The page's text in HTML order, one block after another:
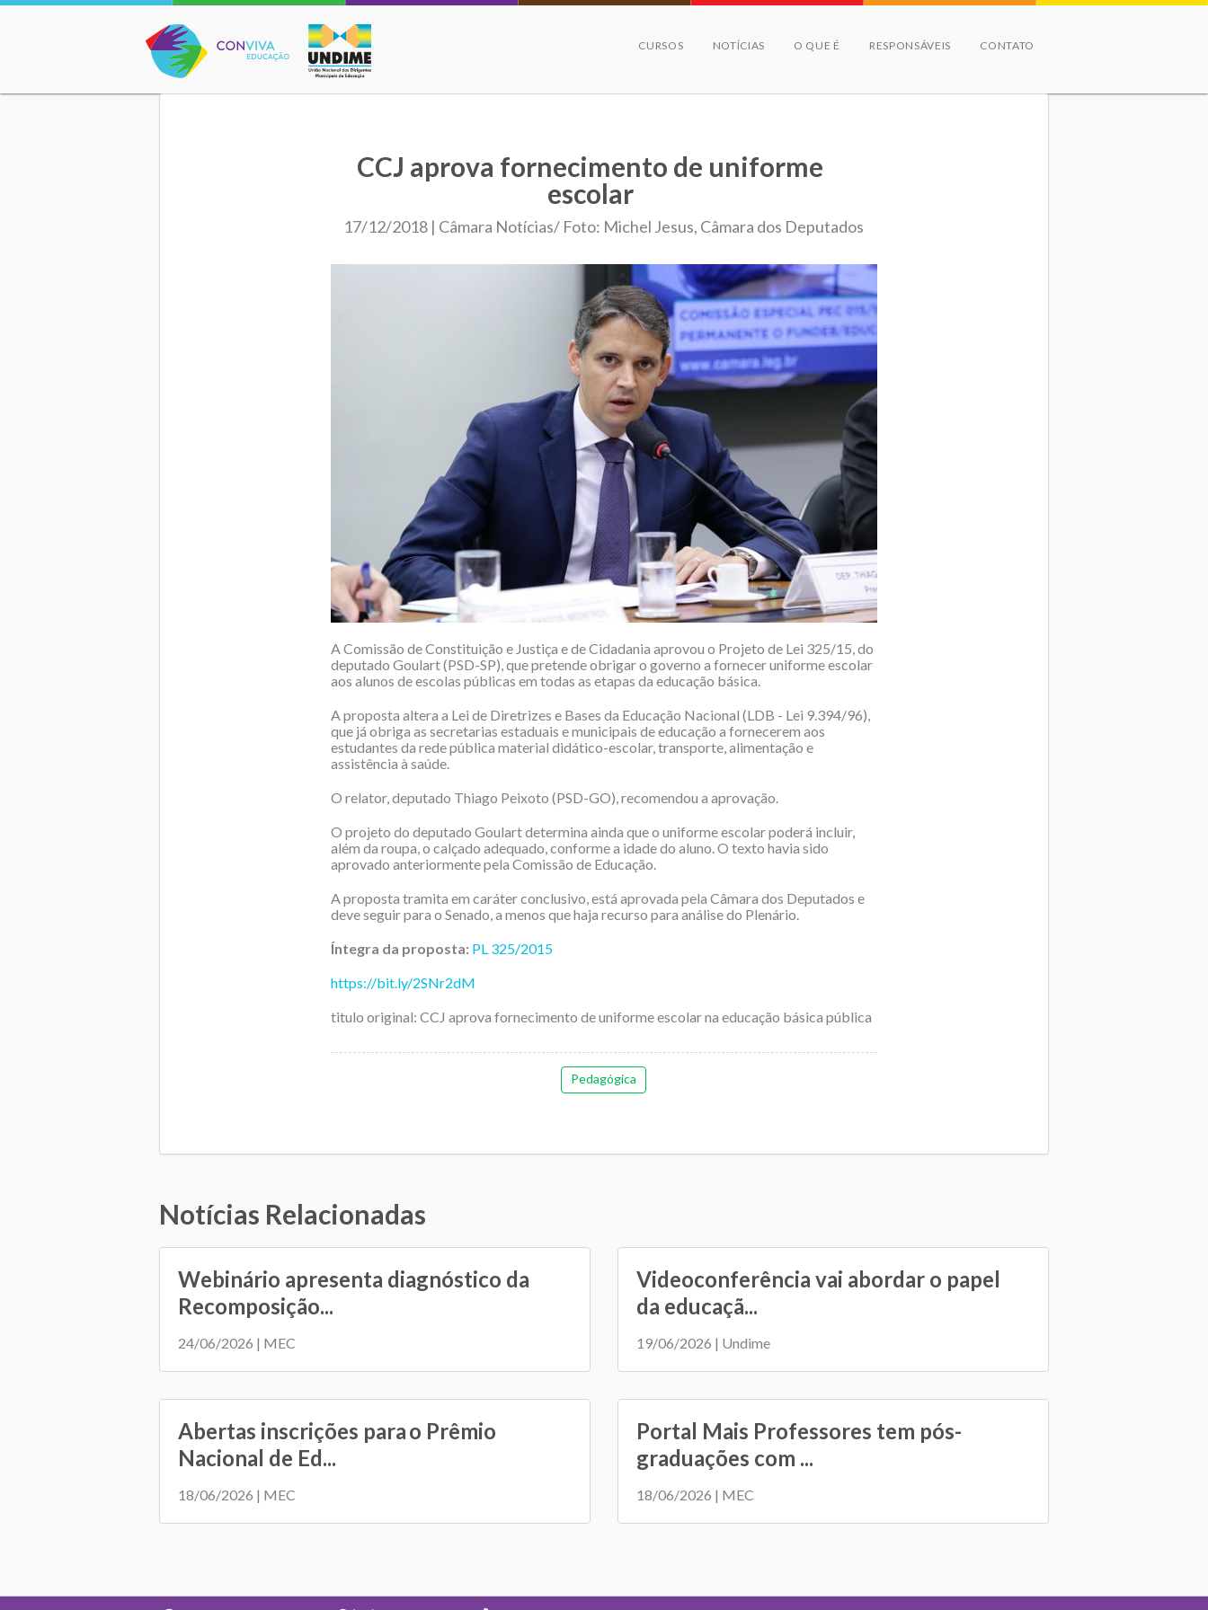
Conviva Educação
CURSOS NOTÍCIAS O QUE É RESPONSÁVEIS CONTATO
CCJ aprova fornecimento de uniforme
escolar
17/12/2018 | Câmara Notícias/ Foto: Michel Jesus, Câmara dos Deputados
A Comissão de Constituição e Justiça e de Cidadania aprovou o Projeto de Lei 325/15, do
deputado Goulart (PSD-SP), que pretende obrigar o governo a fornecer uniforme escolar
aos alunos de escolas públicas em todas as etapas da educação básica.
A proposta altera a Lei de Diretrizes e Bases da Educação Nacional (LDB - Lei 9.394/96),
que já obriga as secretarias estaduais e municipais de educação a fornecerem aos
estudantes da rede pública material didático-escolar, transporte, alimentação e
assistência à saúde.
O relator, deputado Thiago Peixoto (PSD-GO), recomendou a aprovação.
O projeto do deputado Goulart determina ainda que o uniforme escolar poderá incluir,
além da roupa, o calçado adequado, conforme a idade do aluno. O texto havia sido
aprovado anteriormente pela Comissão de Educação.
A proposta tramita em caráter conclusivo, está aprovada pela Câmara dos Deputados e
deve seguir para o Senado, a menos que haja recurso para análise do Plenário.
Íntegra da proposta: PL 325/2015
https://bit.ly/2SNr2dM
titulo original: CCJ aprova fornecimento de uniforme escolar na educação básica pública
Pedagógica
Notícias Relacionadas
Webinário apresenta diagnóstico da
Recomposição...
24/06/2026 | MEC
Videoconferência vai abordar o papel
da educaçã...
19/06/2026 | Undime
Abertas inscrições para o Prêmio
Nacional de Ed...
18/06/2026 | MEC
Portal Mais Professores tem pós-
graduações com ...
18/06/2026 | MEC